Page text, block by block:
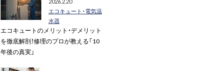
エコキュート・電気温
水器
エコキュートのメリット・デメリット
を徹底解剖！修理のプロが教える「10
年後の真実」